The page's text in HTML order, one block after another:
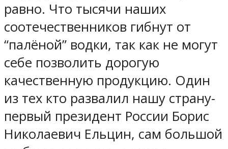
равно. Что тысячи наших
соотечественников гибнут от
“палёной” водки, так как не могут
себе позволить дорогую
качественную продукцию. Один
из тех кто развалил нашу страну-
первый президент России Борис
Николаевич Ельцин, сам большой